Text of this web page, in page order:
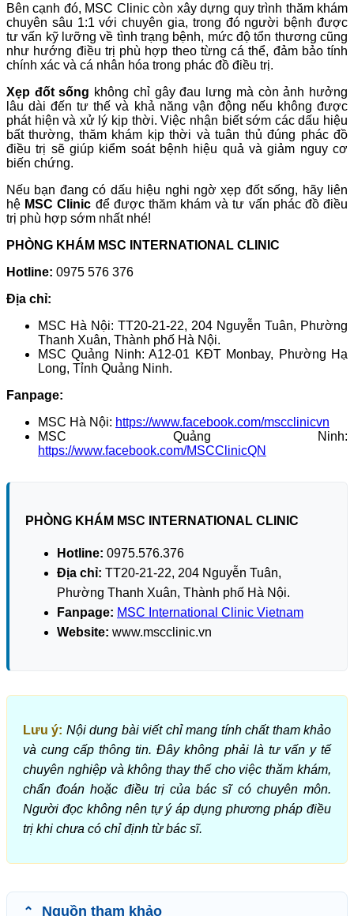
Bên cạnh đó, MSC Clinic còn xây dựng quy trình thăm khám
chuyên sâu 1:1 với chuyên gia, trong đó người bệnh được
tư vấn kỹ lưỡng về tình trạng bệnh, mức độ tổn thương cũng
như hướng điều trị phù hợp theo từng cá thể, đảm bảo tính
chính xác và cá nhân hóa trong phác đồ điều trị.
Xẹp đốt sống không chỉ gây đau lưng mà còn ảnh hưởng
lâu dài đến tư thế và khả năng vận động nếu không được
phát hiện và xử lý kịp thời. Việc nhận biết sớm các dấu hiệu
bất thường, thăm khám kịp thời và tuân thủ đúng phác đồ
điều trị sẽ giúp kiểm soát bệnh hiệu quả và giảm nguy cơ
biến chứng.
Nếu bạn đang có dấu hiệu nghi ngờ xẹp đốt sống, hãy liên
hệ MSC Clinic để được thăm khám và tư vấn phác đồ điều
trị phù hợp sớm nhất nhé!
PHÒNG KHÁM MSC INTERNATIONAL CLINIC
Hotline: 0975 576 376
Địa chỉ:
MSC Hà Nội: TT20-21-22, 204 Nguyễn Tuân, Phường
Thanh Xuân, Thành phố Hà Nội.
MSC Quảng Ninh: A12-01 KĐT Monbay, Phường Hạ
Long, Tỉnh Quảng Ninh.
Fanpage:
MSC Hà Nội: https://www.facebook.com/mscclinicvn
MSC Quảng Ninh:
https://www.facebook.com/MSCClinicQN
PHÒNG KHÁM MSC INTERNATIONAL CLINIC
Hotline: 0975.576.376
Địa chỉ: TT20-21-22, 204 Nguyễn Tuân,
Phường Thanh Xuân, Thành phố Hà Nội.
Fanpage: MSC International Clinic Vietnam
Website: www.mscclinic.vn
Lưu ý: Nội dung bài viết chỉ mang tính chất tham khảo
và cung cấp thông tin. Đây không phải là tư vấn y tế
chuyên nghiệp và không thay thế cho việc thăm khám,
chẩn đoán hoặc điều trị của bác sĩ có chuyên môn.
Người đọc không nên tự ý áp dụng phương pháp điều
trị khi chưa có chỉ định từ bác sĩ.
Nguồn tham khảo